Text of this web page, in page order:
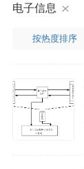
电子信息
按热度排序